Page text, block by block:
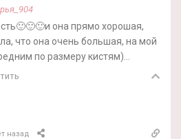
она прямо хорошая,
что она очень большая, на мой
по размеру кистям)…
назад